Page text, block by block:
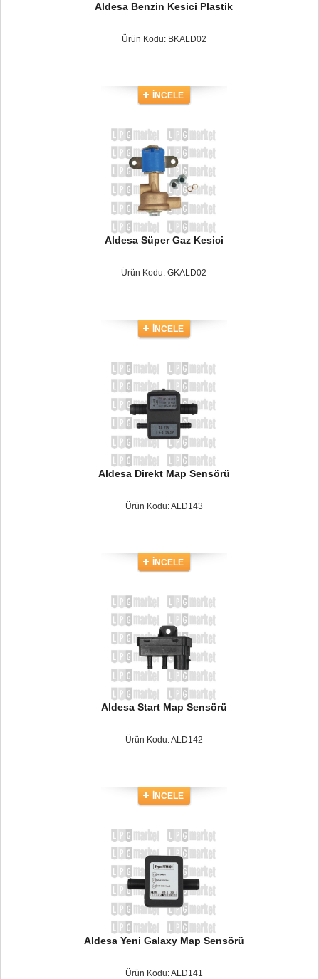
Aldesa Benzin Kesici Plastik
Ürün Kodu: BKALD02
İNCELE
Aldesa Süper Gaz Kesici
Ürün Kodu: GKALD02
İNCELE
Aldesa Direkt Map Sensörü
Ürün Kodu: ALD143
İNCELE
Aldesa Start Map Sensörü
Ürün Kodu: ALD142
İNCELE
Aldesa Yeni Galaxy Map Sensörü
Ürün Kodu: ALD141